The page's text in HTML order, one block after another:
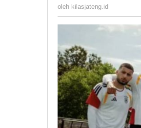
kilasjateng.id
oleh kilasjateng.id